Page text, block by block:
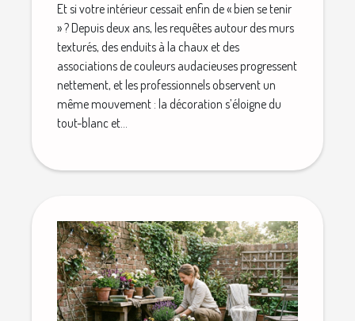
Et si votre intérieur cessait enfin de « bien se tenir
» ? Depuis deux ans, les requêtes autour des murs
texturés, des enduits à la chaux et des
associations de couleurs audacieuses progressent
nettement, et les professionnels observent un
même mouvement : la décoration s’éloigne du
tout-blanc et...